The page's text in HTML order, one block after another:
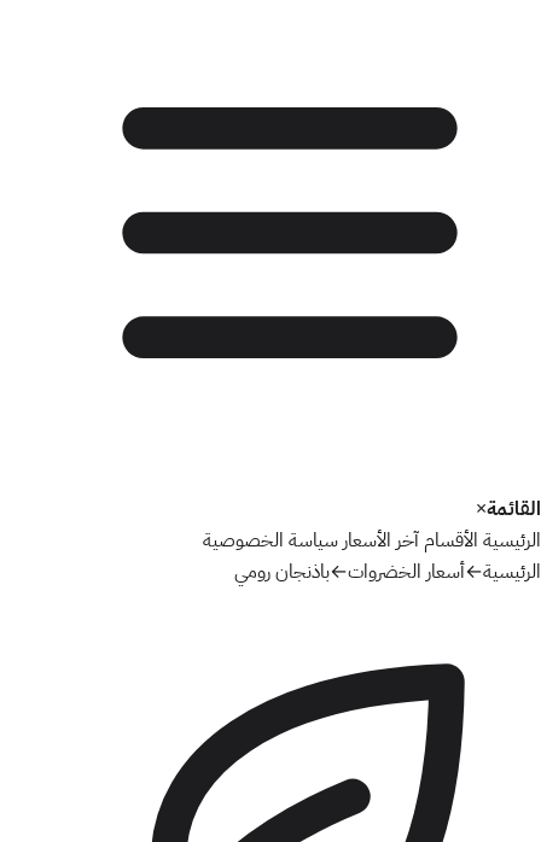
القائمة×
الرئيسية الأقسام آخر الأسعار سياسة الخصوصية
الرئيسية←أسعار الخضروات←باذنجان رومي